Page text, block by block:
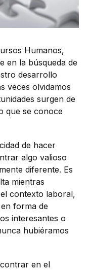
Humanos,
en la búsqueda de
desarrollo
veces olvidamos
surgen de
que se conoce
de hacer
algo valioso
diferente. Es
mientras
contexto laboral,
forma de
interesantes o
hubiéramos
en el